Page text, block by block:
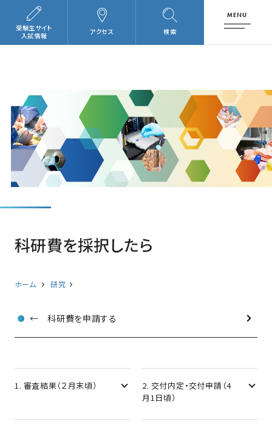
検索
アクセス
受験生サイト
入試情報
MENU
科研費を採択したら
ホーム 研究
← 科研費を申請する
1. 審査結果（２月末頃）
2. 交付内定・交付申請（4
月1日頃）